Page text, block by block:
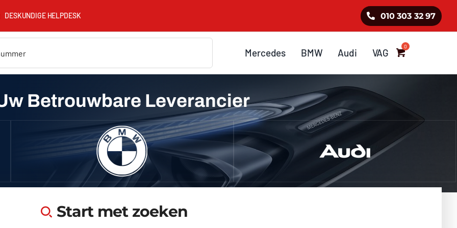
DESKUNDIGE HELPDESK 010 303 32 97
Mercedes BMW Audi VAG
Betrouwbare Leverancier
Start met zoeken